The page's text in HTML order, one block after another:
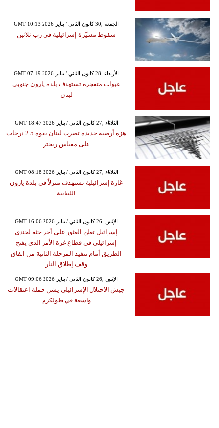
GMT 10:13 2026 الجمعة ,30 كانون الثاني / يناير
سقوط مسيّرة إسرائيلية في رب ثلاثين
GMT 07:19 2026 الأربعاء ,28 كانون الثاني / يناير
عبوات متفجرة تستهدف بلدة يارون جنوبي
لبنان
GMT 18:47 2026 الثلاثاء ,27 كانون الثاني / يناير
هزة أرضية جديدة تضرب لبنان بقوة 2.5 درجات
على مقياس ريختر
GMT 08:18 2026 الثلاثاء ,27 كانون الثاني / يناير
غارة إسرائيلية تستهدف منزلاً في بلدة يارون
اللبنانية
GMT 16:06 2026 الإثنين ,26 كانون الثاني / يناير
إسرائيل تعلن العثور على أخر جثة لجندي
إسرائيلي في قطاع غزة الأمر الذي يفتح
الطريق أمام تنفيذ المرحلة الثانية من اتفاق
وقف إطلاق النار
GMT 09:06 2026 الإثنين ,26 كانون الثاني / يناير
جيش الاحتلال الإسرائيلي يشن حملة اعتقالات
واسعة في طولكرم